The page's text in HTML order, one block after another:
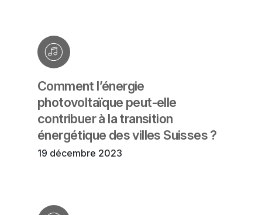
Comment l’énergie
photovoltaïque peut-elle
contribuer à la transition
énergétique des villes Suisses ?
19 décembre 2023